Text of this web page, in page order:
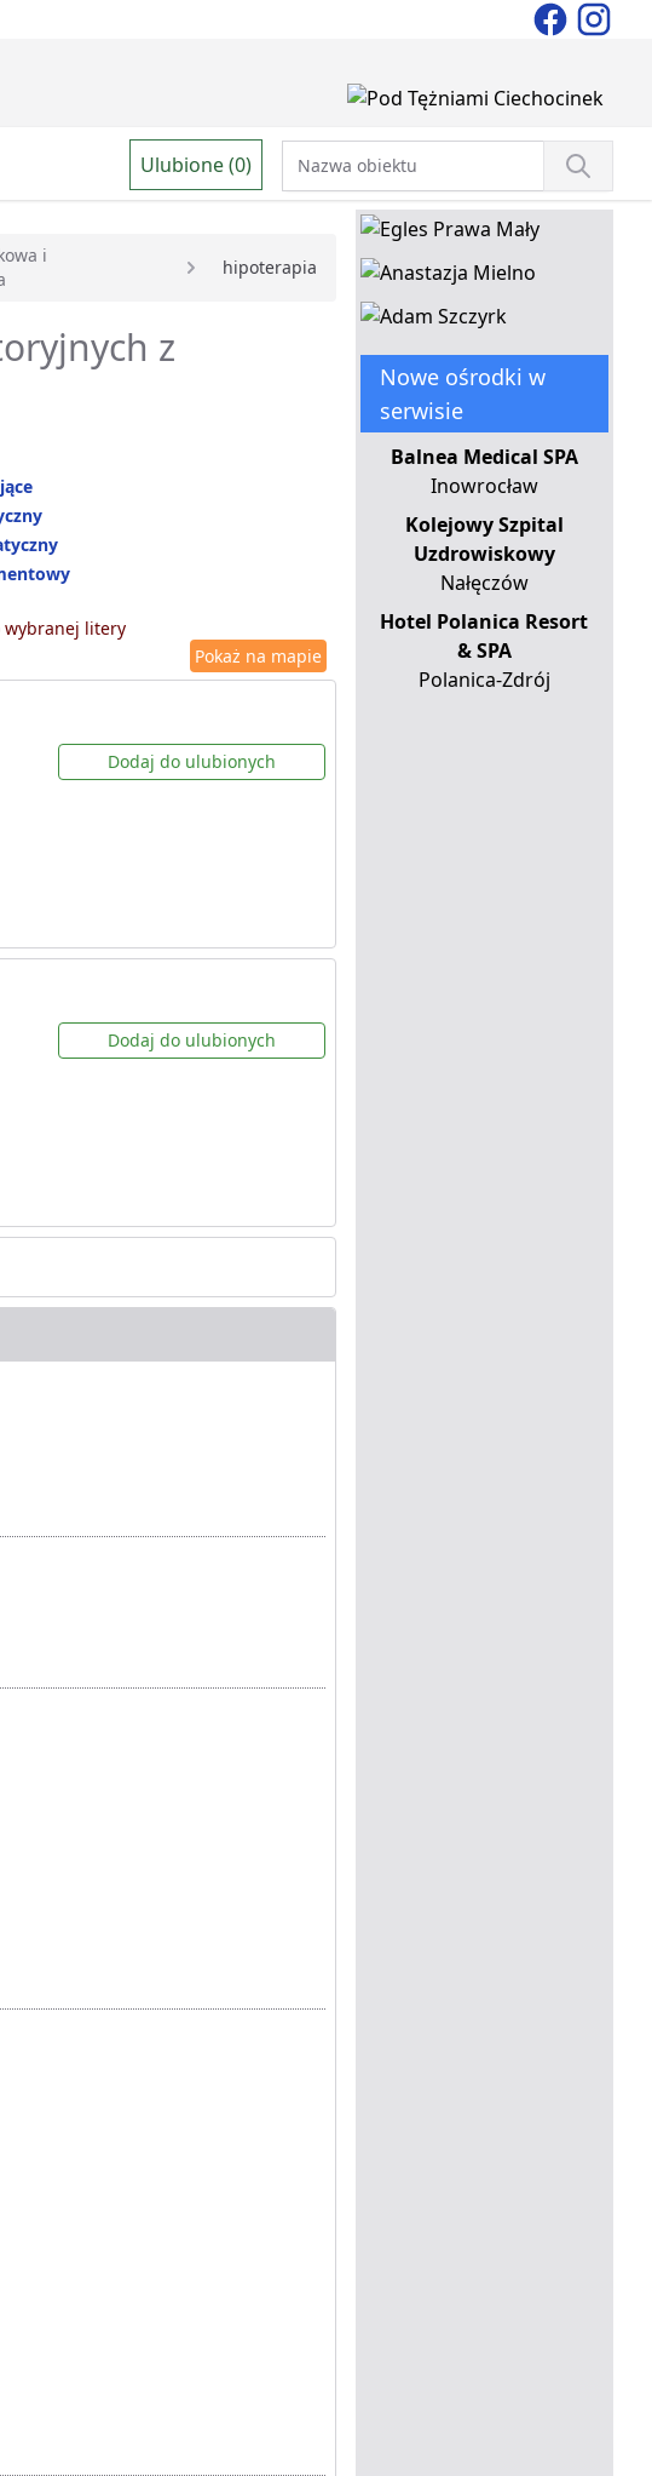
Ulubione (0)
i
hipoterapia
z
wybranej litery
Pokaż na mapie
Dodaj do ulubionych
Dodaj do ulubionych
Nowe ośrodki w
serwisie
Balnea Medical SPA
Inowrocław
Kolejowy Szpital
Uzdrowiskowy
Nałęczów
Hotel Polanica Resort
& SPA
Polanica-Zdrój